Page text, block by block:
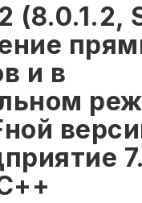
(8.0.1.2,
и в